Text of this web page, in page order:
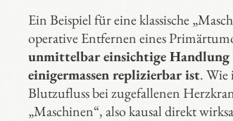
Ein Beispiel für eine klassische
operative Entfernen eines
unmittelbar einsichtige Handlung
einigermassen replizierbar ist. Wie
Blutzufluss bei zugefallenen
„Maschinen“, also kausal direkt